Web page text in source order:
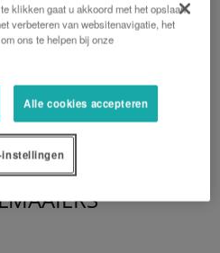
klikken gaat u akkoord met het opslaan
verbeteren van websitenavigatie, het
ons te helpen bij onze
Alle cookies accepteren
instellingen